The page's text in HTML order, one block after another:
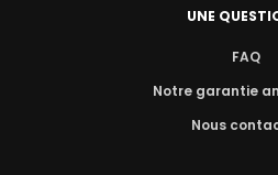
UNE
FAQ
Notre garantie
Nous